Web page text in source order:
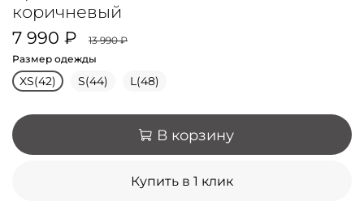
коричневый
7 990 ₽
13 990 ₽
Размер одежды
XS(42) S(44) L(48)
В корзину
Купить в 1 клик